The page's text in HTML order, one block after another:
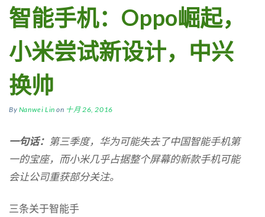
智能手机：Oppo崛起，
小米尝试新设计，中兴
换帅
By Nanwei Lin on 十月 26, 2016
一句话： 第三季度，华为可能失去了中国智能手机第
一的宝座，而小米几乎占据整个屏幕的新款手机可能
会让公司重获部分关注。
三条关于智能手